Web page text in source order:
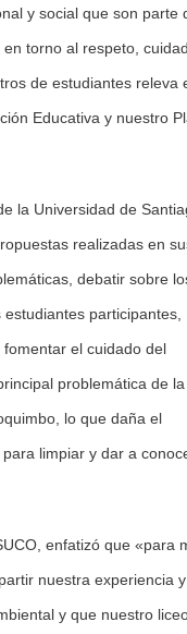
y social que son parte
torno al respeto,
de estudiantes releva
Educativa y nuestro
la Universidad de
realizadas en
debatir sobre
participantes,
el cuidado del
problemática de la
lo que daña el
limpiar y dar a
enfatizó que «para
nuestra experiencia y
y que nuestro